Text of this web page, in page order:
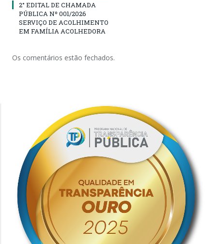
2° EDITAL DE CHAMADA
PÚBLICA Nº 001/2026
SERVIÇO DE ACOLHIMENTO
EM FAMÍLIA ACOLHEDORA
Os comentários estão fechados.